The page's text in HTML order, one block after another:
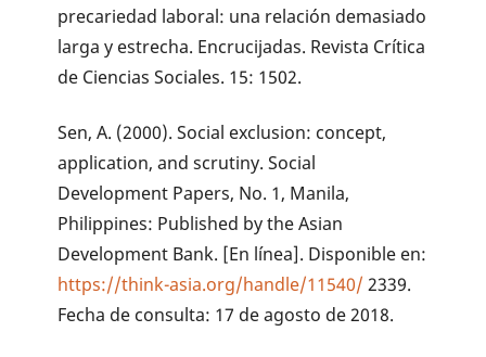
precariedad laboral: una relación demasiado
larga y estrecha. Encrucijadas. Revista Crítica
de Ciencias Sociales. 15: 1502.
Sen, A. (2000). Social exclusion: concept,
application, and scrutiny. Social
Development Papers, No. 1, Manila,
Philippines: Published by the Asian
Development Bank. [En línea]. Disponible en:
https://think-asia.org/handle/11540/ 2339.
Fecha de consulta: 17 de agosto de 2018.